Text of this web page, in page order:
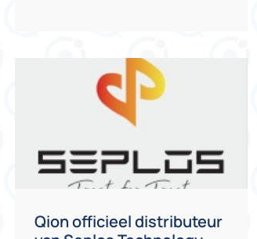
Qion officieel distributeur